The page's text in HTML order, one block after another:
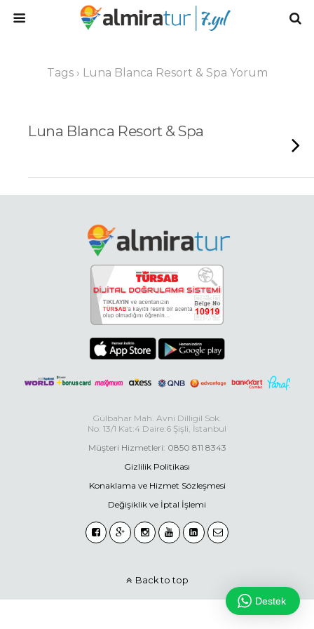
Tags › Luna Blanca Resort & Spa Yorum
Luna Blanca Resort & Spa
Gülbahar Mah. Avni Dilligil Sok.
No: 13/1 Kat:4 Daire:6 Şişli, İstanbul
Müşteri Hizmetleri: 0850 811 8343
Gizlilik Politikası
Konaklama ve Hizmet Sözleşmesi
Değişiklik ve İptal İşlemi
Back to top
Destek